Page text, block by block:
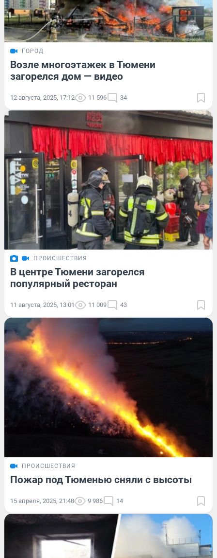
ГОРОД
Возле многоэтажек в Тюмени
загорелся дом — видео
12 августа, 2025, 17:12 11 596 34
ПРОИСШЕСТВИЯ
В центре Тюмени загорелся
популярный ресторан
11 августа, 2025, 13:01 11 009 43
ПРОИСШЕСТВИЯ
Пожар под Тюменью сняли с высоты
15 апреля, 2025, 21:48 9 986 14